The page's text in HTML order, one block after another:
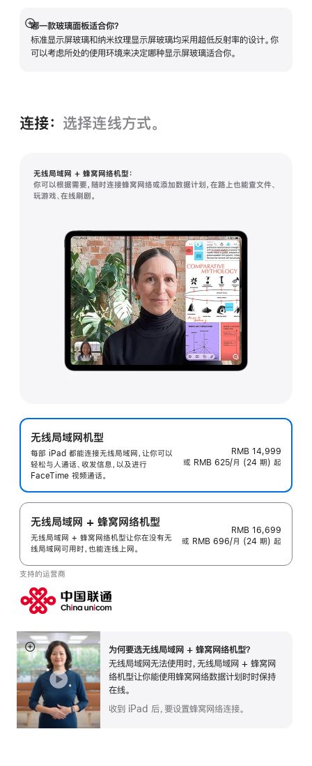
哪一款玻璃面板适合你？
标准显示屏玻璃和纳米纹理显示屏玻璃均采用超低反射率的设计。你
可以考虑所处的使用环境来决定哪种显示屏玻璃适合你。
展
开
连接： 选择连线方式。
无线局域网 + 蜂窝网络机型：
你可以根据需要，随时连接蜂窝网络或添加数据计划，在路上也能查文件、
玩游戏、在线刷剧。
无线局域网机型
每部 iPad 都能连接无线局域网，让你可以
轻松与人通话、收发信息，以及进行
FaceTime 视频通话。
RMB 14,999
或 RMB 625/月 (24 期) 起
无线局域网 + 蜂窝网络机型
无线局域网 + 蜂窝网络机型让你在没有无
线局域网可用时，也能连线上网。
RMB 16,699
或 RMB 696/月 (24 期) 起
支持的运营商
为何要选无线局域网 + 蜂窝网络机型？
无线局域网无法使用时，无线局域网 + 蜂窝网
络机型让你能使用蜂窝网络数据计划时时保持
在线。
收到 iPad 后，要设置蜂窝网络连接。
展
开